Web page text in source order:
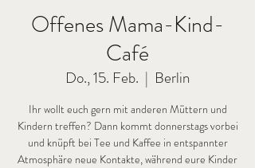
Offenes Mama-Kind-
Café
Do., 15. Feb.
  |
Berlin
Ihr wollt euch gern mit anderen Müttern und
Kindern treffen? Dann kommt donnerstags vorbei
und knüpft bei Tee und Kaffee in entspannter
Atmosphäre neue Kontakte, während eure Kinder